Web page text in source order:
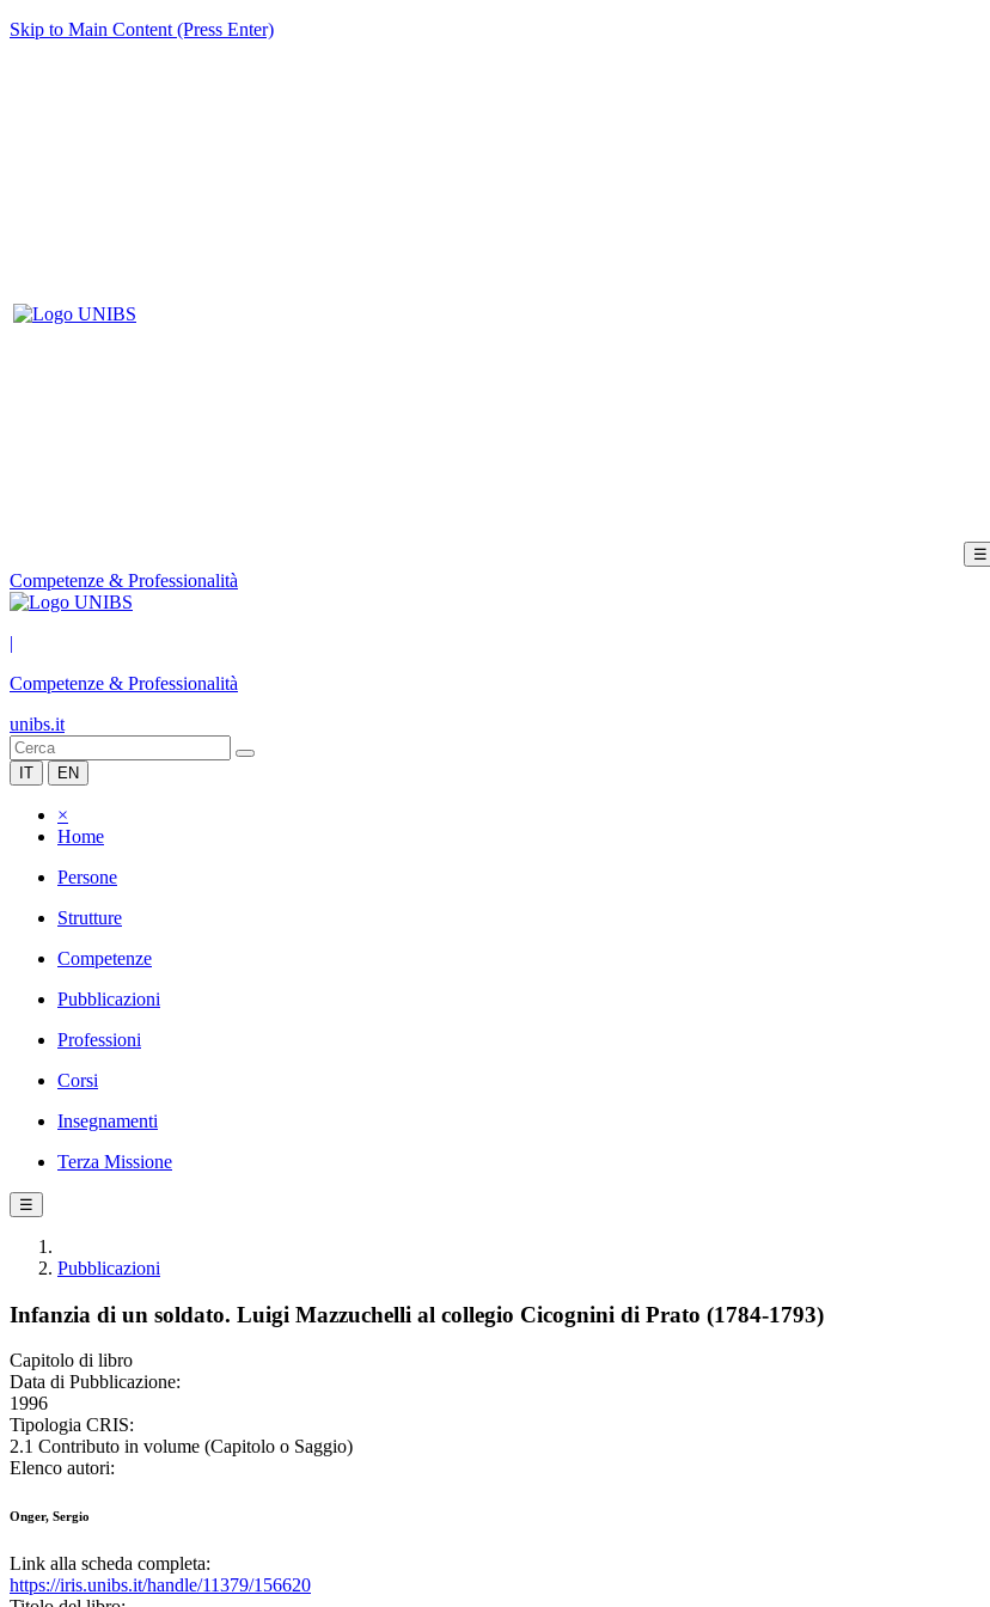
Skip to Main Content (Press Enter)
☰
Competenze & Professionalità
|
Competenze & Professionalità
unibs.it
IT EN
×
Home
Persone
Strutture
Competenze
Pubblicazioni
Professioni
Corsi
Insegnamenti
Terza Missione
☰
Pubblicazioni
Infanzia di un soldato. Luigi Mazzuchelli al collegio Cicognini di Prato (1784-1793)
Capitolo di libro
Data di Pubblicazione:
1996
Tipologia CRIS:
2.1 Contributo in volume (Capitolo o Saggio)
Elenco autori:
Onger, Sergio
Link alla scheda completa:
https://iris.unibs.it/handle/11379/156620